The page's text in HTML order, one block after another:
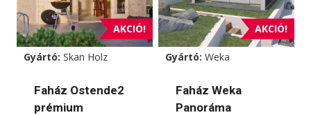
A
változatok
a
termékoldalon
választhatók
ki
AKCIÓ!
Gyártó: Skan Holz
Faház Ostende2
prémium
AKCIÓ!
Gyártó: Weka
Faház Weka
Panoráma